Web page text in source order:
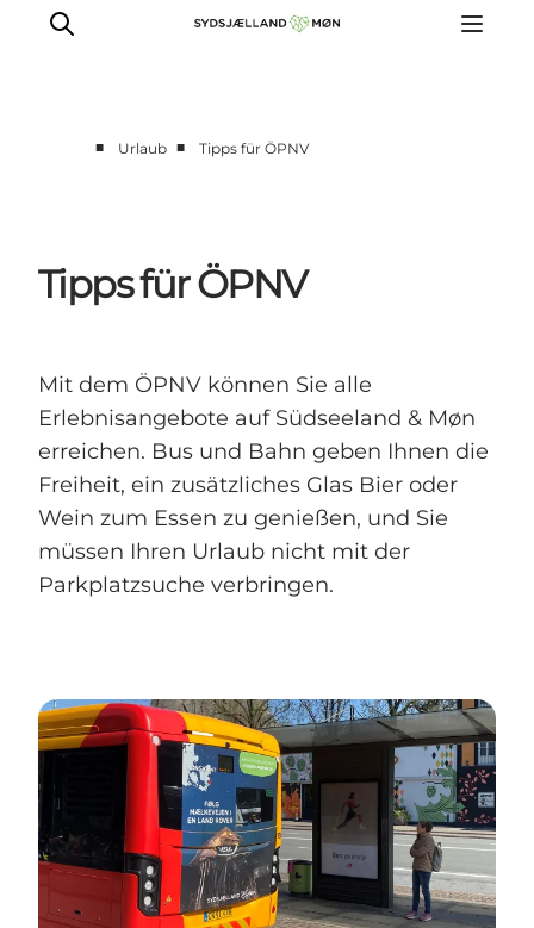
Events
Essen
Reise planen
■ Urlaub ■ Tipps für ÖPNV
Tipps für ÖPNV
Mit dem ÖPNV können Sie alle
Erlebnisangebote auf Südseeland & Møn
erreichen. Bus und Bahn geben Ihnen die
Freiheit, ein zusätzliches Glas Bier oder
Wein zum Essen zu genießen, und Sie
müssen Ihren Urlaub nicht mit der
Parkplatzsuche verbringen.